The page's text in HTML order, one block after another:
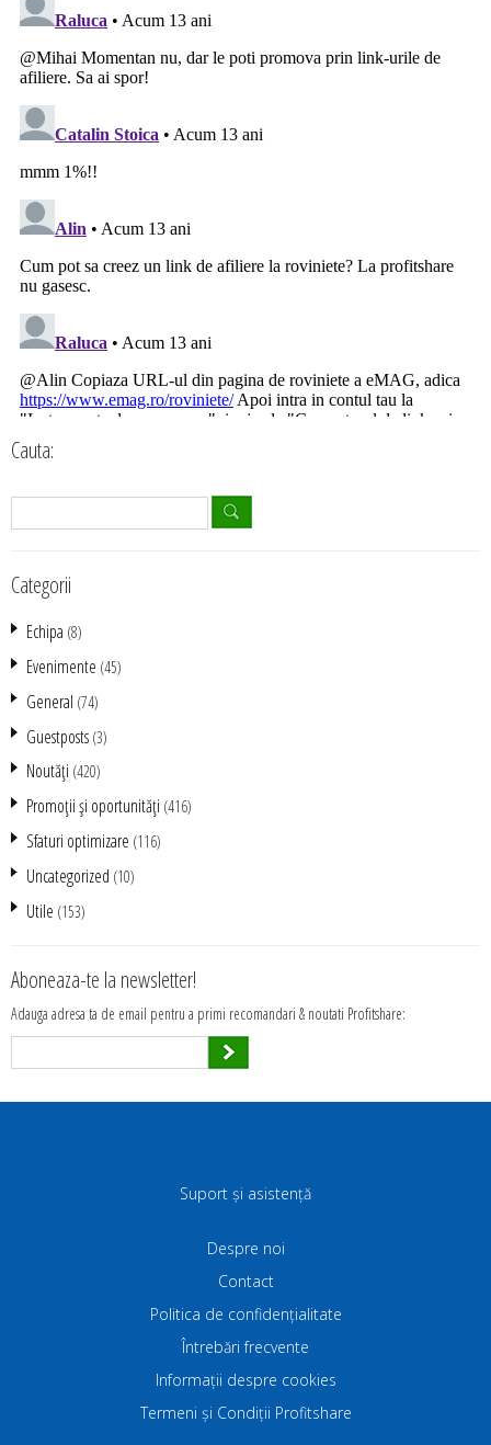
Cauta:
Categorii
Echipa (8)
Evenimente (45)
General (74)
Guestposts (3)
Noutăţi (420)
Promoţii şi oportunităţi (416)
Sfaturi optimizare (116)
Uncategorized (10)
Utile (153)
Aboneaza-te la newsletter!
Adauga adresa ta de email pentru a primi recomandari & noutati Profitshare:
Suport și asistență
Despre noi
Contact
Politica de confidenţialitate
Întrebări frecvente
Informații despre cookies
Termeni și Condiții Profitshare